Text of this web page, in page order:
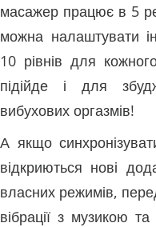
масажер працює в 5
можна налаштувати
10 рівнів для
підійде і для
вибухових оргазмів!
А якщо
відкриються нові
власних режимів,
вібрації з музикою